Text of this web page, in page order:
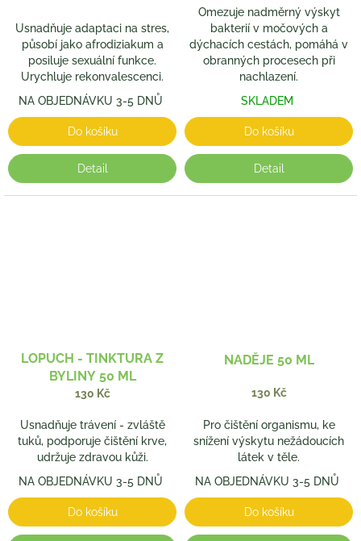
Usnadňuje adaptaci na stres,
působí jako afrodiziakum a
posiluje sexuální funkce.
Urychluje rekonvalescenci.
NA OBJEDNÁVKU 3-5 DNŮ
Do košíku
Detail
Omezuje nadměrný výskyt
bakterií v močových a
dýchacích cestách, pomáhá v
obranných procesech při
nachlazení.
SKLADEM
Do košíku
Detail
LOPUCH - TINKTURA Z
BYLINY 50 ML
130 Kč
Usnadňuje trávení - zvláště
tuků, podporuje čištění krve,
udržuje zdravou kůži.
NA OBJEDNÁVKU 3-5 DNŮ
Do košíku
NADĚJE 50 ML
130 Kč
Pro čištění organismu, ke
snížení výskytu nežádoucích
látek v těle.
NA OBJEDNÁVKU 3-5 DNŮ
Do košíku